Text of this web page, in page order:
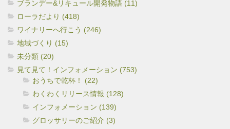
ブランデー&リキュール開発物語 (11)
ローラだより (418)
ワイナリーへ行こう (246)
地域づくり (15)
未分類 (20)
見て見て！インフォメーション (753)
おうちで乾杯！ (22)
わくわくリリース情報 (128)
インフォメーション (139)
グロッサリーのご紹介 (3)